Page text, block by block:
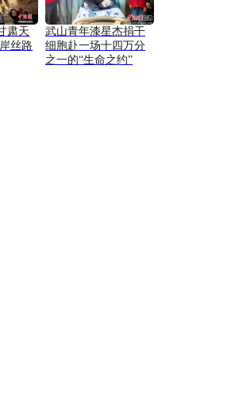
肃天
丝路
武山青年漆星杰捐干
细胞赴一场十四万分
之一的“生命之约”